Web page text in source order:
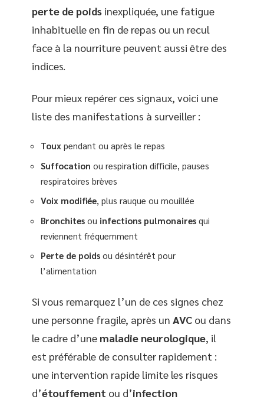
perte de poids inexpliquée, une fatigue
inhabituelle en fin de repas ou un recul
face à la nourriture peuvent aussi être des
indices.
Pour mieux repérer ces signaux, voici une
liste des manifestations à surveiller :
Toux pendant ou après le repas
Suffocation ou respiration difficile, pauses
respiratoires brèves
Voix modifiée, plus rauque ou mouillée
Bronchites ou infections pulmonaires qui
reviennent fréquemment
Perte de poids ou désintérêt pour
l’alimentation
Si vous remarquez l’un de ces signes chez
une personne fragile, après un AVC ou dans
le cadre d’une maladie neurologique, il
est préférable de consulter rapidement :
une intervention rapide limite les risques
d’étouffement ou d’infection